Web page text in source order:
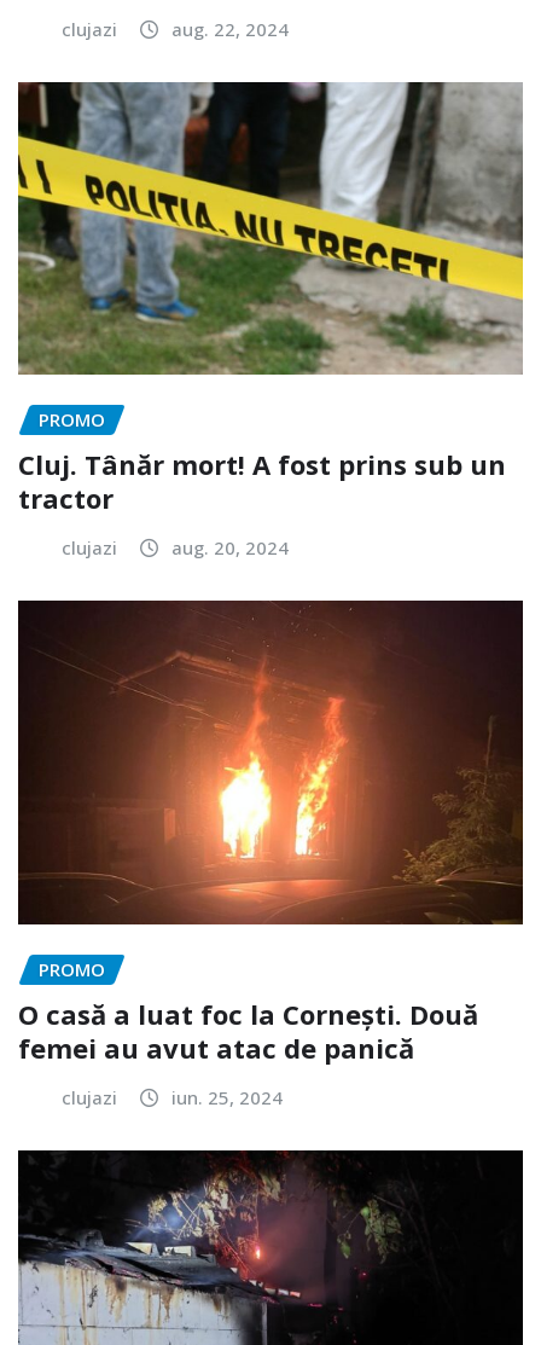
clujazi aug. 22, 2024
PROMO
Cluj. Tânăr mort! A fost prins sub un
tractor
clujazi aug. 20, 2024
PROMO
O casă a luat foc la Cornești. Două
femei au avut atac de panică
clujazi iun. 25, 2024